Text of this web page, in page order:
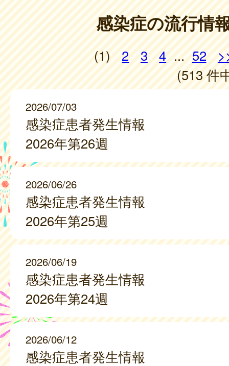
感染症の流行情
(1) 2 3 4 ... 52
(513 件
2026/07/03
感染症患者発生情報
2026年第26週
2026/06/26
感染症患者発生情報
2026年第25週
2026/06/19
感染症患者発生情報
2026年第24週
2026/06/12
感染症患者発生情報